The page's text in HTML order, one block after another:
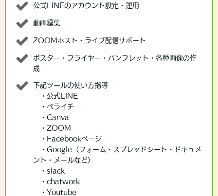
公式LINEのアカウント設定・運用
動画編集
ZOOMホスト・ライブ配信サポート
ポスター・フライヤー・パンフレット・各種画像の作
成
下記ツールの使い方指導
・公式LINE
・ペライチ
・Canva
・ZOOM
・Facebookページ
・Google（フォーム・スプレッドシート・ドキュメ
ント・メールなど）
・slack
・chatwork
・Youtube